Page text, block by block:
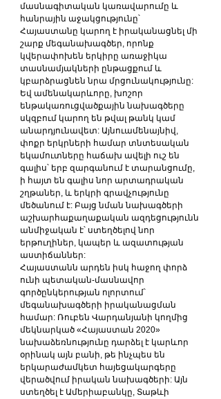
մասնագիտական ​​կառավարումը և
հանրային աջակցությունը՝
Հայաստանը կարող է իրականացնել մի
շարք մեգանախագծեր, որոնք
կվերափոխեն երկիրը առաջիկա
տասնամյակների ընթացքում և
կբարձրացնեն նրա մրցունակությունը:
Եվ ամենակարևորը, խոշոր
ենթակառուցվածքային նախագծերը
սկզբում կարող են թվալ թանկ կամ
անարդյունավետ: Այնուամենայնիվ,
փոքր երկրների համար տնտեսական
եկամուտները հաճախ ավելի ուշ են
գալիս՝ երբ զարգանում է տարանցումը,
ի հայտ են գալիս նոր արտադրական
շղթաներ, և երկրի գրավչությունը
մեծանում է: Բայց նման նախագծերի
աշխարհաքաղաքական ազդեցությունն
անմիջական է՝ ստեղծելով նոր
երթուղիներ, կապեր և ազատության
աստիճաններ:
Հայաստանն արդեն իսկ հաջող փորձ
ունի պետական-մասնավոր
գործընկերության ոլորտում՝
մեգանախագծերի իրականացման
համար: Ռուբեն Վարդանյանի կողմից
մեկնարկած «Հայաստան 2020»
նախաձեռնությունը դարձել է կարևոր
օրինակ այն բանի, թե ինչպես են
երկարաժամկետ հայեցակարգերը
վերածվում իրական նախագծերի: Այն
ստեղծել է Ամերիաբանկը, Տաթևի